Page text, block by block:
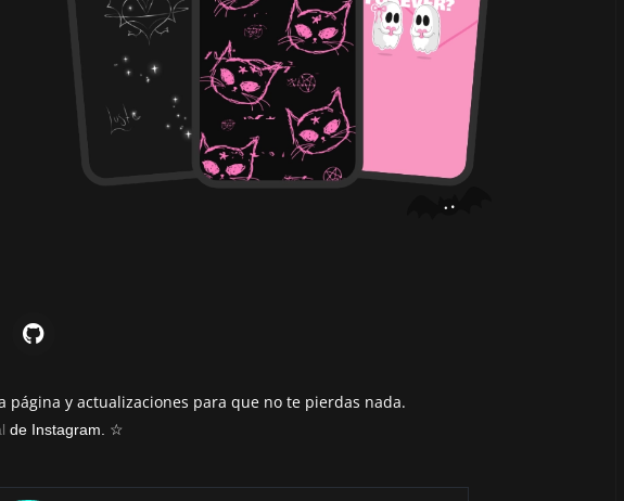
y actualizaciones para que no te pierdas nada.
de Instagram. ☆